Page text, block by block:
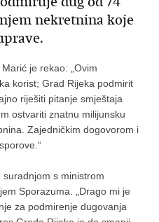
nekretnina koje
je rekao: „Ovim
korist; Grad Rijeka podmirit
riješiti pitanje smještaja
ostvariti znatnu milijunsku
Zajedničkim dogovorom i
s ministrom
Sporazuma. „Drago mi je
za podmirenje dugovanja